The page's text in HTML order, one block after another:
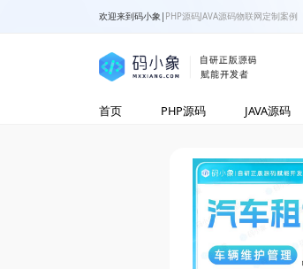
欢迎来到码小象 | PHP源码JAVA源码物联网定制案例
首页 PHP源码 JAVA源码